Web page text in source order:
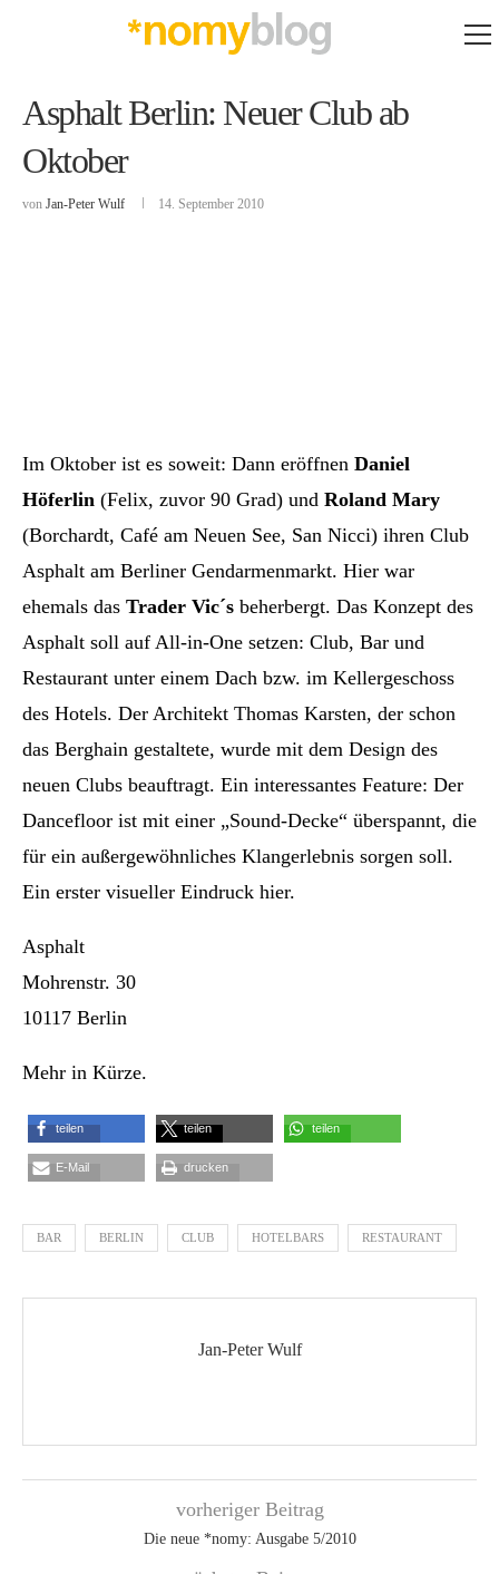
Asphalt Berlin: Neuer Club ab
Oktober
von Jan-Peter Wulf 14. September 2010
Im Oktober ist es soweit: Dann eröffnen Daniel
Höferlin (Felix, zuvor 90 Grad) und Roland Mary
(Borchardt, Café am Neuen See, San Nicci) ihren Club
Asphalt am Berliner Gendarmenmarkt. Hier war
ehemals das Trader Vic´s beherbergt. Das Konzept des
Asphalt soll auf All-in-One setzen: Club, Bar und
Restaurant unter einem Dach bzw. im Kellergeschoss
des Hotels. Der Architekt Thomas Karsten, der schon
das Berghain gestaltete, wurde mit dem Design des
neuen Clubs beauftragt. Ein interessantes Feature: Der
Dancefloor ist mit einer „Sound-Decke“ überspannt, die
für ein außergewöhnliches Klangerlebnis sorgen soll.
Ein erster visueller Eindruck hier.
Asphalt
Mohrenstr. 30
10117 Berlin
Mehr in Kürze.
teilen teilen teilen
E-Mail drucken
BAR BERLIN CLUB HOTELBARS RESTAURANT
Jan-Peter Wulf
vorheriger Beitrag
Die neue *nomy: Ausgabe 5/2010